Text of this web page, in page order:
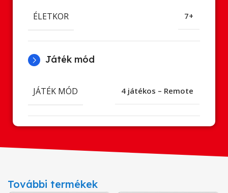
ÉLETKOR 7+
Játék mód
JÁTÉK MÓD 4 játékos – Remote
További termékek